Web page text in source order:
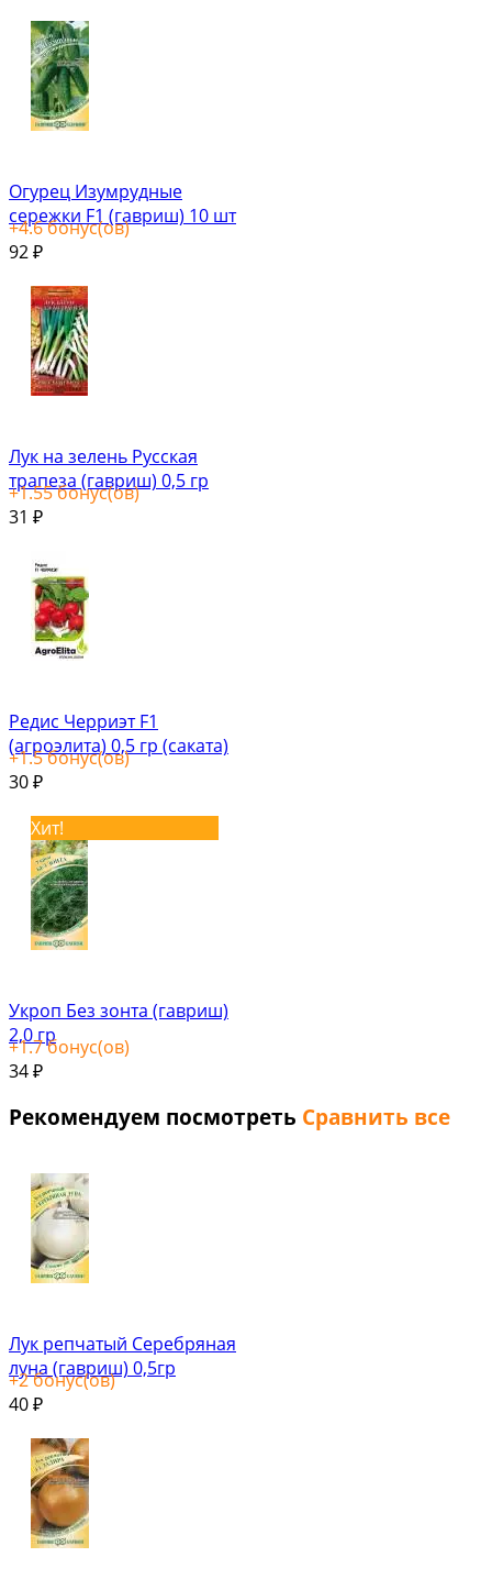
Огурец Изумрудные
сережки F1 (гавриш) 10 шт
+4.6бонус(ов)
92 ₽
Лук на зелень Русская
трапеза (гавриш) 0,5 гр
+1.55бонус(ов)
31 ₽
Редис Черриэт F1
(агроэлита) 0,5 гр (саката)
+1.5бонус(ов)
30 ₽
Хит!
Укроп Без зонта (гавриш)
2,0 гр
+1.7бонус(ов)
34 ₽
Рекомендуем посмотреть Сравнить все
Лук репчатый Серебряная
луна (гавриш) 0,5гр
+2бонус(ов)
40 ₽